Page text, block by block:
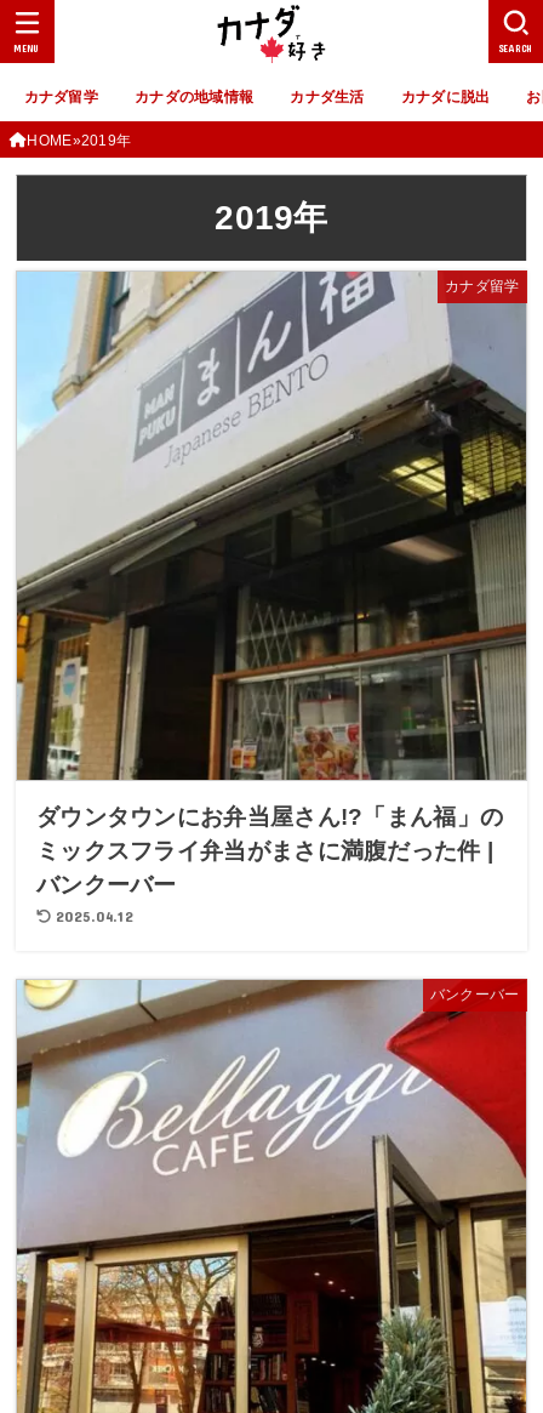
カナダ留学 カナダの地域情報 カナダ生活 カナダに脱出
SEARCH
MENU
HOME 2019年
2019年
カナダ留学
ダウンタウンにお弁当屋さん!?「まん福」の
ミックスフライ弁当がまさに満腹だった件 |
バンクーバー
2025.04.12
バンクーバー